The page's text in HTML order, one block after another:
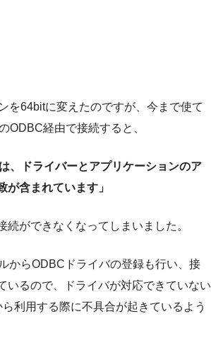
を64bitに変えたのですが、今まで使て
ODBC経由で接続すると、
、ドライバーとアプリケーションのア
が含まれています」
続ができなくなってしまいました。
からODBCドライバの登録も行い、接
いるので、ドライバが対応できていない
利用する際に不具合が起きているよう